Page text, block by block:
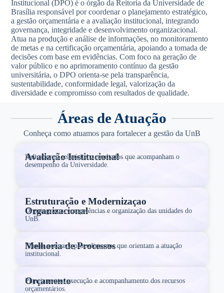
Institucional (DPO) é o órgão da Reitoria da Universidade de
Brasília responsável por coordenar o planejamento estratégico,
a gestão orçamentária e a avaliação institucional, integrando
governança, integridade e desenvolvimento organizacional.
Atua na produção e análise de informações, no monitoramento
de metas e na certificação orçamentária, apoiando a tomada de
decisões com base em evidências.Com foco na geração de
valor público e no aprimoramento contínuo da gestão
universitária, o DPO orienta-se pela transparência,
sustentabilidade, conformidade legal, valorização da
diversidade e compromisso com resultados de qualidade.
Áreas de Atuação
Conheça como atuamos para fortalecer a gestão da UnB
Avaliação Institucional
Indicadores, relatórios e resultados que acompanham o
desempenho da Universidade.
Estruturação e Modernizaçao
Organizacional
Organograma, competências e organização das unidades do
UnB.
Melhoria de Processos
Fluxos, rotinas e procedimentos que orientam a atuação
institucional.
Orçamento
Planejamento, execução e acompanhamento dos recursos
orçamentários.